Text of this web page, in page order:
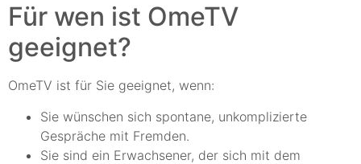
Für wen ist OmeTV
geeignet?
OmeTV ist für Sie geeignet, wenn:
Sie wünschen sich spontane, unkomplizierte
Gespräche mit Fremden.
Sie sind ein Erwachsener, der sich mit dem